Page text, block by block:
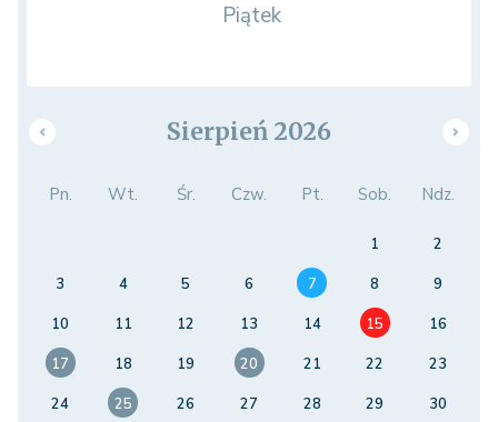
Piątek
Sierpień 2026
Pn. Wt. Śr. Czw. Pt. Sob. Ndz.
1
2
3
4 5 6 7 8
9
10
11 12 13 14 15
16
17
18 19 20 21 22
23
24
25 26 27 28 29
30